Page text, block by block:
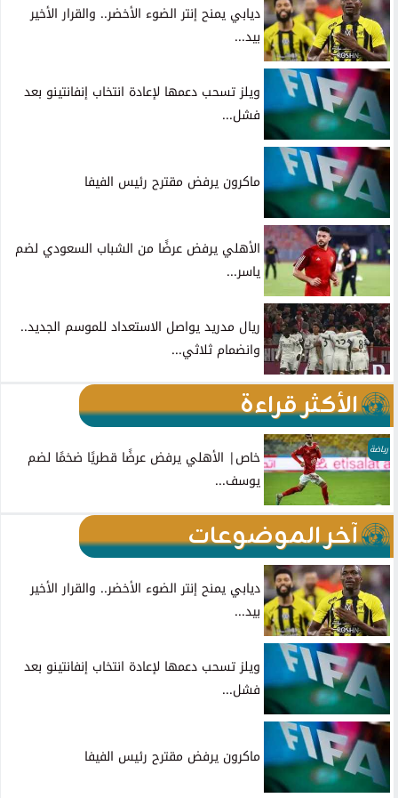
ديابي يمنح إنتر الضوء الأخضر.. والقرار الأخير
بيد...
ويلز تسحب دعمها لإعادة انتخاب إنفانتينو بعد
فشل...
ماكرون يرفض مقترح رئيس الفيفا
الأهلي يرفض عرضًا من الشباب السعودي لضم
ياسر...
ريال مدريد يواصل الاستعداد للموسم الجديد..
وانضمام ثلاثي...
الأكثر قراءة
رياضة
خاص| الأهلي يرفض عرضًا قطريًا ضخمًا لضم
يوسف...
آخر الموضوعات
ديابي يمنح إنتر الضوء الأخضر.. والقرار الأخير
بيد...
ويلز تسحب دعمها لإعادة انتخاب إنفانتينو بعد
فشل...
ماكرون يرفض مقترح رئيس الفيفا